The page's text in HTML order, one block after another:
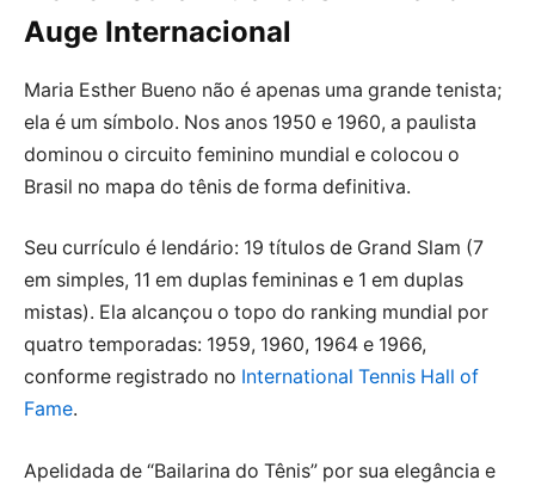
Auge Internacional
Maria Esther Bueno não é apenas uma grande tenista;
ela é um símbolo. Nos anos 1950 e 1960, a paulista
dominou o circuito feminino mundial e colocou o
Brasil no mapa do tênis de forma definitiva.
Seu currículo é lendário: 19 títulos de Grand Slam (7
em simples, 11 em duplas femininas e 1 em duplas
mistas). Ela alcançou o topo do ranking mundial por
quatro temporadas: 1959, 1960, 1964 e 1966,
conforme registrado no International Tennis Hall of
Fame.
Apelidada de “Bailarina do Tênis” por sua elegância e